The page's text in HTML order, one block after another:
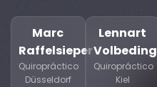
Marc
Raffelsieper
Quiropráctico
Düsseldorf
Lennart
Volbeding
Quiropráctico
Kiel